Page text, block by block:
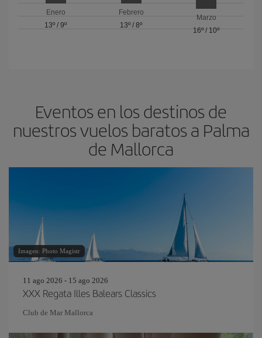
Enero
13º /9º
Febrero
13º / 8º
Marzo
16º/ 10º
Eventos en los destinos de
nuestros vuelos baratos a Palma
de Mallorca
Imagen: Photo Magistr
11 ago 2026 - 15 ago 2026
XXX Regata Illes Balears Classics
Club de Mar Mallorca